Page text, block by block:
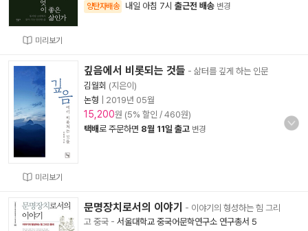
미리보기
양탄자배송 내일 아침 7시 출근전 배송 변경
미리보기
깊음에서 비롯되는 것들 - 삶터를 깊게 하는 인문
김월회 (지은이)
논형
2019년 05월
15,200원 (5% 할인 / 460원)
택배로 주문하면 8월 11일 출고 변경
문명장치로서의 이야기
- 이야기의 형성하는 힘 그리
고 중국 - 서울대학교 중국어문학연구소 연구총서 5